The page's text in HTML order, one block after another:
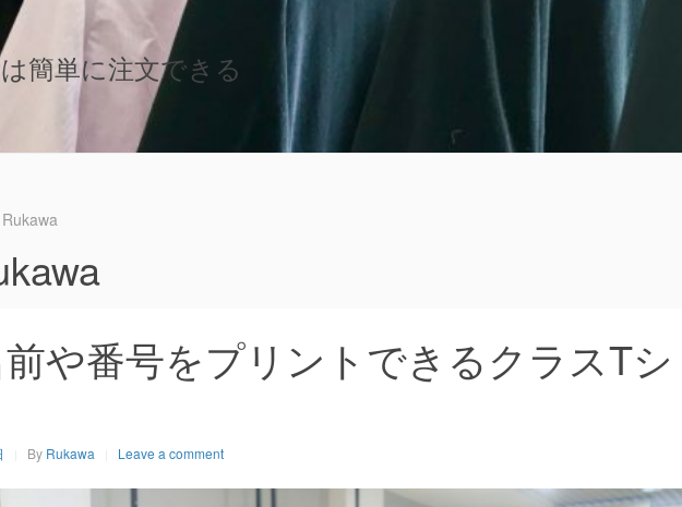
簡単に注文できる
や番号をプリントできるクラスTシ
By Rukawa Leave a comment